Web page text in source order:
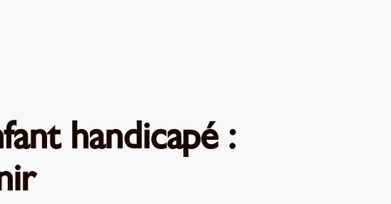
handicapé :